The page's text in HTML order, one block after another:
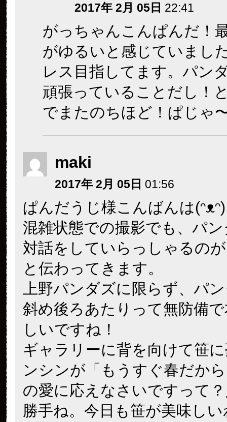
2017年 2月 05日 22:41
がっちゃんこんぱんだ！
がゆるいと感じていまし
レス目指してます。パン
頑張っていることだし！
でまたのちほど！ぱじゃ
maki
2017年 2月 05日 01:56
ぱんだうじ様こんばんは(ᵔᴥᵔ)
混雑状態での撮影でも、パ
対話をしていらっしゃるの
と伝わってきます。
上野パンダズに限らず、パ
斜め後ろあたりって無防備
しいですね！
ギャラリーに背を向けて笹
ンシンが「もうすぐ春だか
の愛に応えなさいですって
勝手ね。今日も笹が美味し